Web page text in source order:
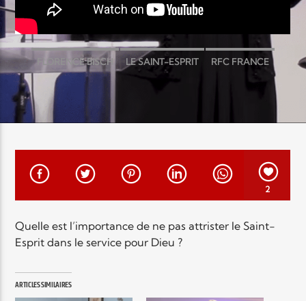
TITRE
ARTISTE
Radio Elyon
Elyon Rhema
FLORENCE BISCH LE SAINT-ESPRIT RFC FRANCE
2
Quelle est l’importance de ne pas attrister le Saint-
Esprit dans le service pour Dieu ?
ARTICLES SIMILAIRES